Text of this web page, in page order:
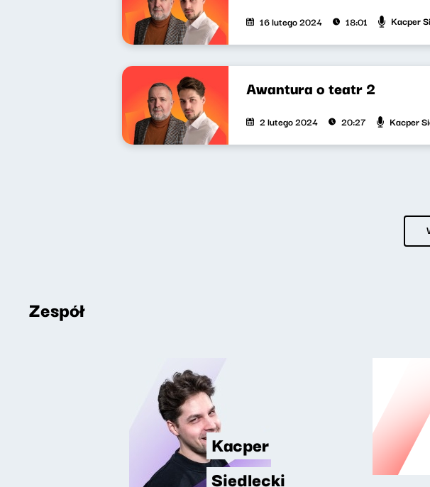
16 lutego 2024 18:01 Kacper
Awantura o teatr 2
2 lutego 2024 20:27 Kacper
Zespół
Kacper
Siedlecki